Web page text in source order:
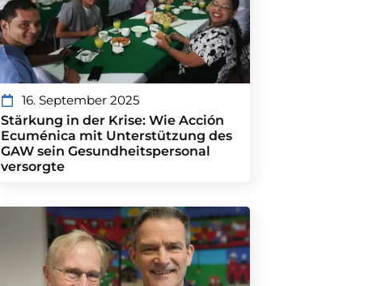
16. September 2025
Stärkung in der Krise: Wie Acción
Ecuménica mit Unterstützung des
GAW sein Gesundheitspersonal
versorgte